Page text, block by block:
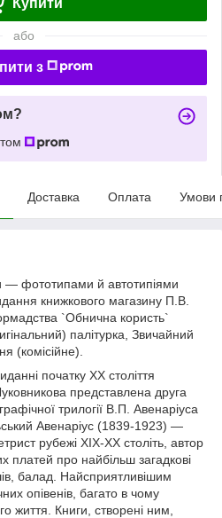
або
з
Доставка Оплата Умови
— фототипами й автотипіями
книжкового магазину П.В.
`Обнична користь`
палітурка, Звичайний
(комісійне).
початку XX століття
представлена друга
трилогії В.П. Авенаріуса
Авенаріус (1839-1923) —
рубежі XIX-XX століть, автор
платей про найбільш загадкові
балад. Найсприятливішим
опівенів, багато в чому
життя. Книги, створені ним,